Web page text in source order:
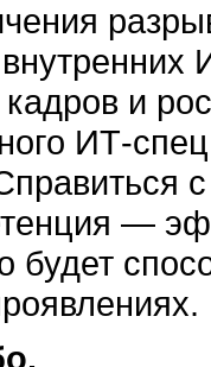
и
ИТ-
—